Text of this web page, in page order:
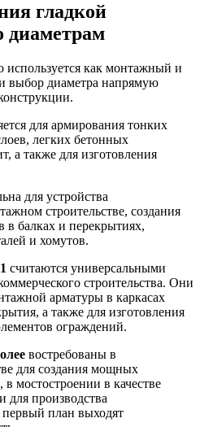
гладкой
диаметрам
используется как монтажный и
выбор диаметра напрямую
для армирования тонких
легких бетонных
а также для изготовления
для устройства
строительстве, создания
в балках и перекрытиях,
и хомутов.
считаются универсальными
строительства. Они
арматуры в каркасах
а также для изготовления
ограждений.
востребованы в
для создания мощных
мостостроении в качестве
для производства
первый план выходят